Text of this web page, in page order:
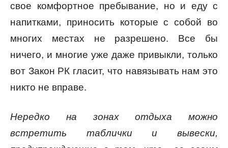
свое комфортное пребывание, но и еду с
напитками, приносить которые с собой во
многих местах не разрешено. Все бы
ничего, и многие уже даже привыкли, только
вот Закон РК гласит, что навязывать нам это
никто не вправе.
Нередко на зонах отдыха можно
встретить таблички и вывески,